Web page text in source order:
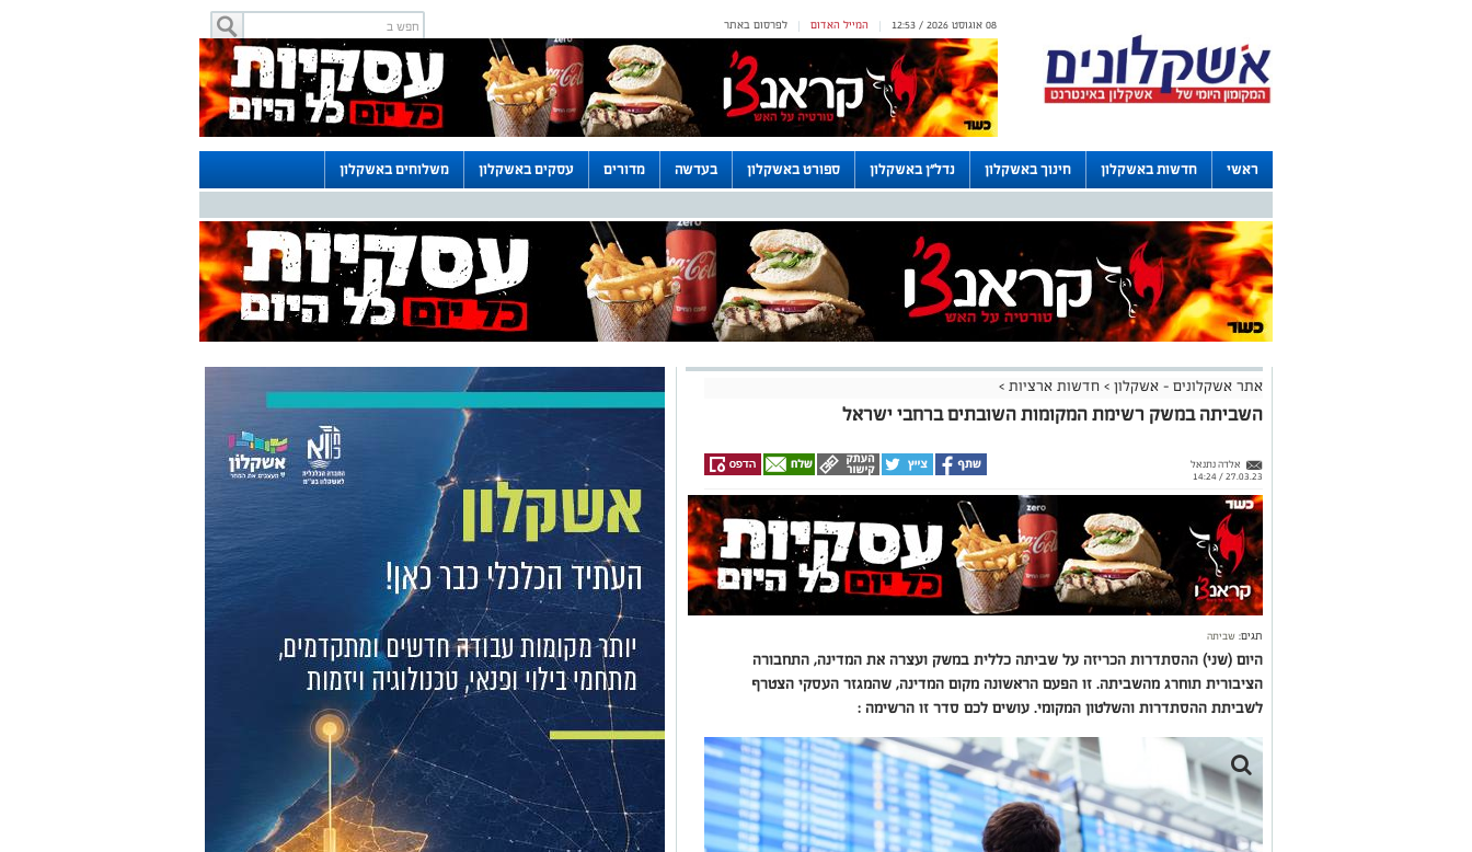
לפרסום באתר | המייל האדום | 08 אוגוסט 2026 / 12:53
ראשי חדשות באשקלון חינוך באשקלון נדל"ן באשקלון ספורט באשקלון בעדשה מדורים עסקים באשקלון משלוחים באשקלון
אתר אשקלונים - אשקלון > חדשות ארציות >
השביתה במשק רשימת המקומות השובתים ברחבי ישראל
אלדה נתנאל
27.03.23 / 14:24
תגים: שביתה
היום (שני) ההסתדרות הכריזה על שביתה כללית במשק ועצרה את המדינה, התחבורה
הציבורית תוחרג מהשביתה. זו הפעם הראשונה מקום המדינה, שהמגזר העסקי הצטרף
לשביתת ההסתדרות והשלטון המקומי. עושים לכם סדר זו הרשימה :